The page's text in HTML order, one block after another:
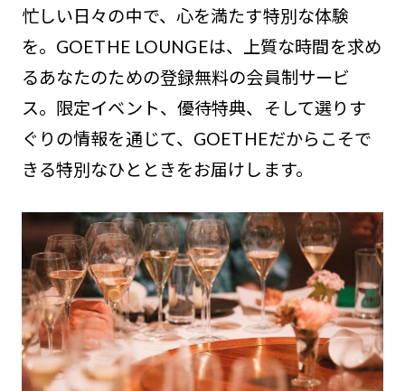
忙しい日々の中で、心を満たす特別な体験
を。GOETHE LOUNGEは、上質な時間を求め
るあなたのための登録無料の会員制サービ
ス。限定イベント、優待特典、そして選りす
ぐりの情報を通じて、GOETHEだからこそで
きる特別なひとときをお届けします。